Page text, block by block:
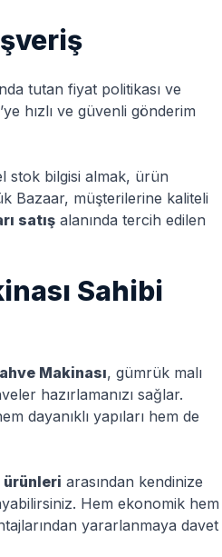
tutan fiyat politikası ve
hızlı ve güvenli gönderim
stok bilgisi almak, ürün
Bazaar, müşterilerine kaliteli
satış alanında tercih edilen
Sahibi
Makinası, gümrük malı
hazırlamanızı sağlar.
dayanıklı yapıları hem de
ürünleri arasından kendinize
Hem ekonomik hem
yararlanmaya davet